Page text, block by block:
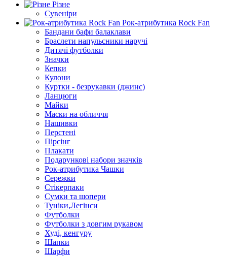
Різне
Сувеніри
Рок-атрибутика Rock Fan
Бандани бафи балаклави
Браслети напульсники наручі
Дитячі футболки
Значки
Кепки
Кулони
Куртки - безрукавки (джинс)
Ланцюги
Майки
Маски на обличчя
Нашивки
Перстені
Пірсінг
Плакати
Подарункові набори значків
Рок-атрибутика Чашки
Сережки
Стікерпаки
Сумки та шопери
Туніки,Легінси
Футболки
Футболки з довгим рукавом
Худі, кенгуру
Шапки
Шарфи